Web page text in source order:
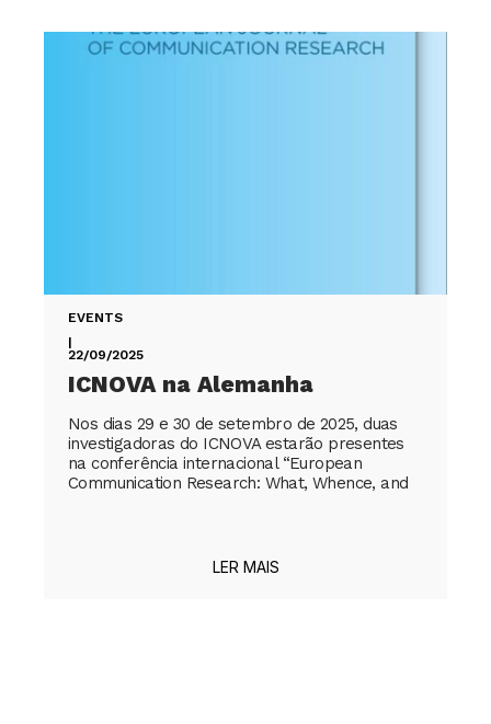
EVENTS
|
22/09/2025
ICNOVA na Alemanha
Nos dias 29 e 30 de setembro de 2025, duas
investigadoras do ICNOVA estarão presentes
na conferência internacional “European
Communication Research: What, Whence, and
LER MAIS